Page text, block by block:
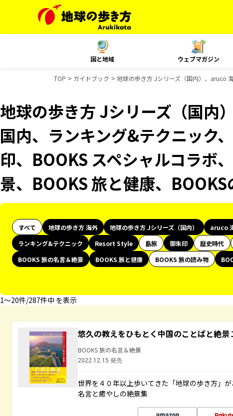
国と地域 ウェブマガジン
TOP ガイドブック 地球の歩き方 Jシリーズ（国内）、aruco
地球の歩き方 Jシリーズ（国内
国内、ランキング&テクニック
印、BOOKS スペシャルコラボ
景、BOOKS 旅と健康、
すべて 地球の歩き方 海外 地球の歩き方 Jシリーズ（国内） aruco
ランキング&テクニック
Resort Style 島旅 御朱印 歴史時代
BOOKS 旅の名言＆絶景
BOOKS 旅と健康 BOOKS 旅の読み物
1〜20件/287件中 を表示
悠久の教えをひもとく中国のことばと絶景
BOOKS 旅の名言＆絶景
2022.12.15 発売
世界を４０年以上歩いてきた「地球の歩き方」
名言と癒やしの絶景集